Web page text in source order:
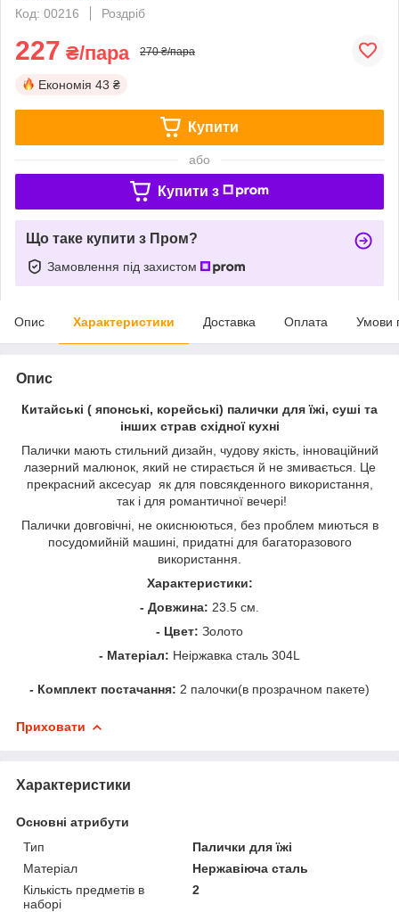
Код: 00216
Роздріб
227 ₴/пара 270 ₴/пара
Економія 43 ₴
Купити
або
Купити з
Що таке купити з Пром?
Замовлення під захистом
Опис Характеристики Доставка Оплата Умови
Опис
Китайські ( японські, корейські) палички для їжі, суші та
інших страв східної кухні
Палички мають стильний дизайн, чудову якість, інноваційний
лазерний малюнок, який не стирається й не змивається. Це
прекрасний аксесуар як для повсякденного використання,
так і для романтичної вечері!
Палички довговічні, не окиснюються, без проблем миються в
посудомийній машині, придатні для багаторазового
використання.
Характеристики:
- Довжина: 23.5 см.
- Цвет: Золото
- Матеріал: Неіржавка сталь 304L
- Комплект постачання: 2 палочки(в прозрачном пакете)
Приховати
Характеристики
Основні атрибути
Тип
Палички для їжі
Матеріал
Нержавіюча сталь
Кількість предметів в
наборі
2